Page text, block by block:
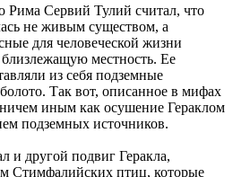
Рима Сервий Тулий считал, что
не живым существом, а
для человеческой жизни
местность. Ее
из себя подземные
Так вот, описанное в мифах
иным как осушение Гераклом
подземных источников.
и другой подвиг Геракла,
Стимфалийских птиц, которые